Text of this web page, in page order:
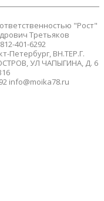
"Рост"
Третьяков
401-6292
Петербург, ВН.ТЕР.Г.
УЛ ЧАПЫГИНА, Д. 6
info@moika78.ru